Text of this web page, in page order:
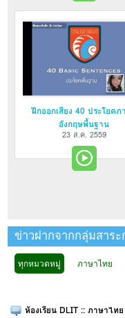
ฝึกออกเสียง 40 ประโยคภ
อังกฤษพื้นฐาน
23 ส.ค. 2559
ข่าวฝากจากกลุ่มสาระ
ทุกหมวดหมู่ ภาษาไทย
ห้องเรียน DLIT :: ภาษาไ